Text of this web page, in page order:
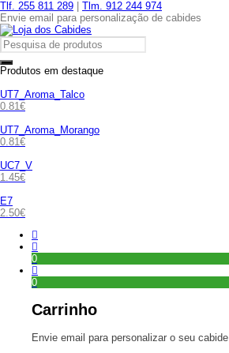
Tlf. 255 811 289
Tlm. 912 244 974
Envie email para personalização de cabides
Produtos em destaque
UT7_Aroma_Talco
0.81€
UT7_Aroma_Morango
0.81€
UC7_V
1.45€
E7
2.50€
0
0
Carrinho
Envie email para personalizar o seu cabide